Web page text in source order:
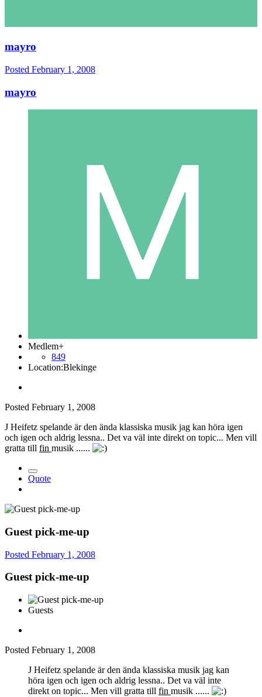
mayro
Posted February 1, 2008
mayro
Medlem+
849
Location:Blekinge
Posted February 1, 2008
J Heifetz spelande är den ända klassiska musik jag kan höra igen
och igen och aldrig lessna.. Det va väl inte direkt on topic... Men vill
gratta till fin musik ......
Quote
Guest pick-me-up
Posted February 1, 2008
Guest pick-me-up
Guests
Posted February 1, 2008
J Heifetz spelande är den ända klassiska musik jag kan
höra igen och igen och aldrig lessna.. Det va väl inte
direkt on topic... Men vill gratta till fin musik ......